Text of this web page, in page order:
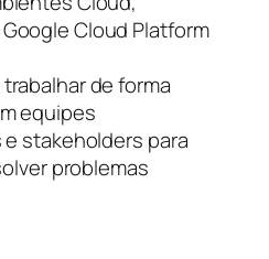
Cloud Platform
de forma
equipes
stakeholders para
problemas